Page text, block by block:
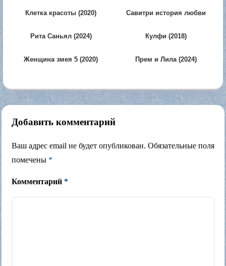
Клетка красоты (2020)
Савитри история любви
Рита Саньял (2024) Кулфи (2018)
Женщина змея 5 (2020) Прем и Лила (2024)
Добавить комментарий
Ваш адрес email не будет опубликован. Обязательные поля
помечены *
Комментарий *